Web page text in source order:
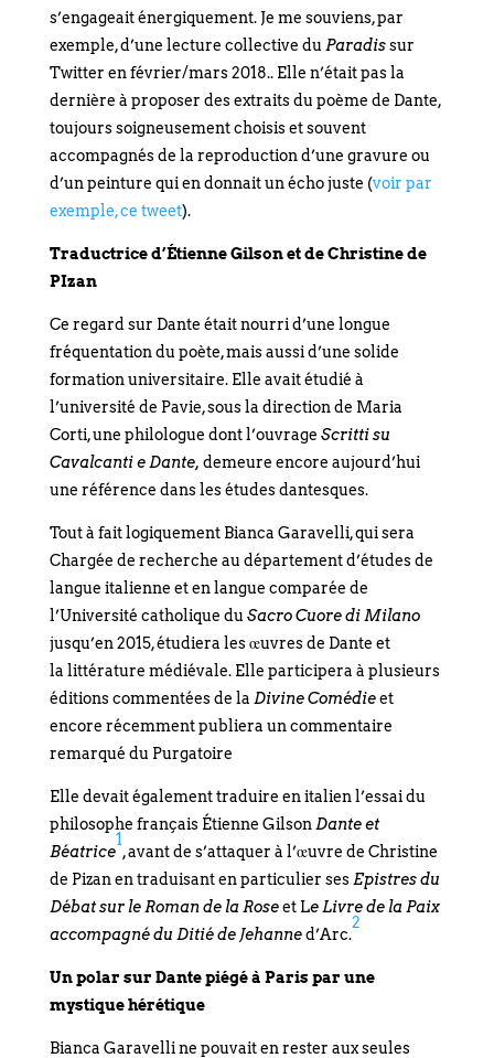
s’engageait énergiquement. Je me souviens, par
exemple, d’une lecture collective du Paradissur
Twitter en février/mars 2018.. Elle n’était pas la
dernière à proposer des extraits du poème de Dante,
toujours soigneusement choisis et souvent
accompagnés de la reproduction d’une gravure ou
d’un peinture qui en donnait un écho juste (voir par
exemple, ce tweet).
Traductrice d’Étienne Gilson et de Christine de
PIzan
Ce regard sur Dante était nourri d’une longue
fréquentation du poète, mais aussi d’une solide
formation universitaire. Elle avait étudié à
l’université de Pavie, sous la direction de Maria
Corti, une philologue dont l’ouvrage Scritti su
Cavalcanti e Dante, demeure encore aujourd’hui
une référence dans les études dantesques.
Tout à fait logiquement Bianca Garavelli, qui sera
Chargée de recherche au département d’études de
langue italienne et en langue comparée de
l’Université catholique du Sacro Cuore di Milano
jusqu’en 2015, étudiera les œuvres de Dante et
la littérature médiévale. Elle participera à plusieurs
éditions commentées de la Divine Comédieet
encore récemment publiera un commentaire
remarqué du Purgatoire
Elle devait également traduire en italien l’essai du
philosophe français Étienne Gilson Dante et
Béatrice
1
, avant de s’attaquer à l’œuvre de Christine
de Pizan en traduisant en particulier ses Epistres du
Débat sur le Roman de la Roseet Le Livre de la Paix
accompagné du Ditié de Jehanned’Arc.
2
Un polar sur Dante piégé à Paris par une
mystique hérétique
Bianca Garavelli ne pouvait en rester aux seules